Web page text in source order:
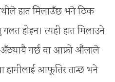
हात मिलाउँछ भने ठिक
होइन। त्यही हात मिलाउने
अँठ्यायै गर्छ वा आफ्नो औंलाले
हामीलाई आफूतिर तान्छ भने